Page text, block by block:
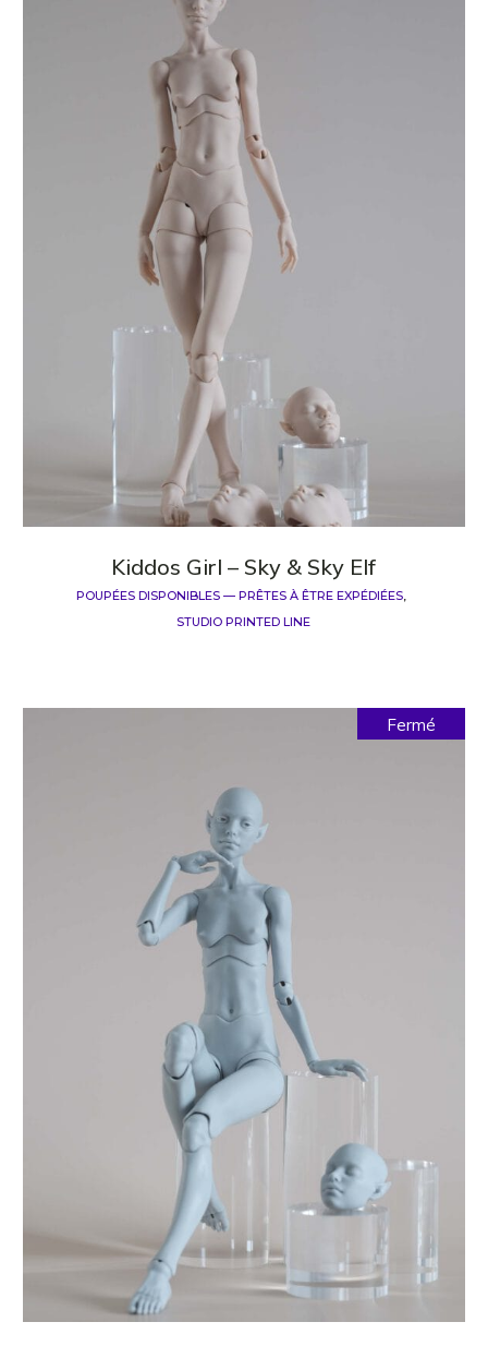
Kiddos Girl – Sky & Sky Elf
POUPÉES DISPONIBLES — PRÊTES À ÊTRE EXPÉDIÉES
STUDIO PRINTED LINE
Fermé